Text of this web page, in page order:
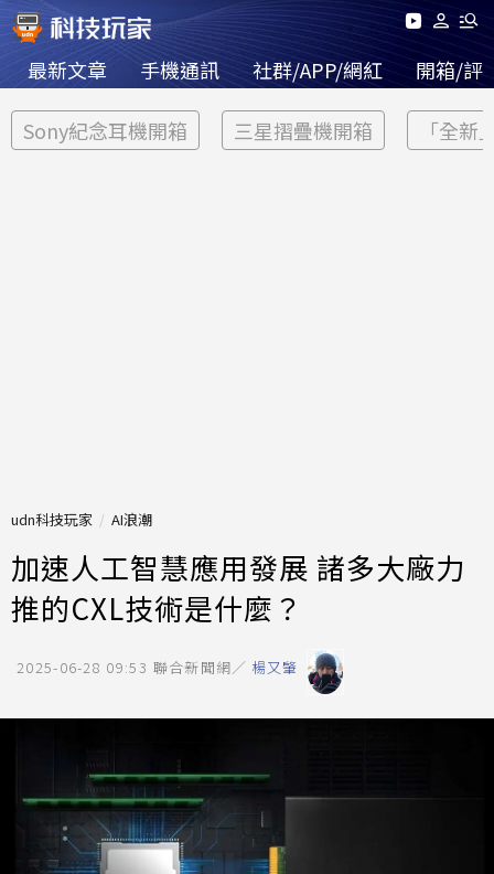
最新文章 手機通訊 社群/APP/網紅 開箱/評
Sony紀念耳機開箱 三星摺疊機開箱 「全新
udn科技玩家 AI浪潮
加速人工智慧應用發展 諸多大廠力
推的CXL技術是什麼？
2025-06-28 09:53 聯合新聞網／ 楊又肇